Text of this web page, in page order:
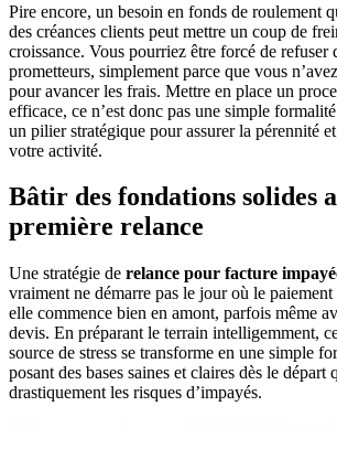
Pire encore, un besoin en fonds de roulement
des créances clients peut mettre un coup de
croissance. Vous pourriez être forcé de refuser
prometteurs, simplement parce que vous
pour avancer les frais. Mettre en place un
efficace, ce n’est donc pas une simple
un pilier stratégique pour assurer la pérennité
votre activité.
Bâtir des fondations solides
première relance
Une stratégie de relance pour facture
vraiment ne démarre pas le jour où le
elle commence bien en amont, parfois même
devis. En préparant le terrain intelligemment,
source de stress se transforme en une simple
posant des bases saines et claires dès le départ
drastiquement les risques d’impayés.